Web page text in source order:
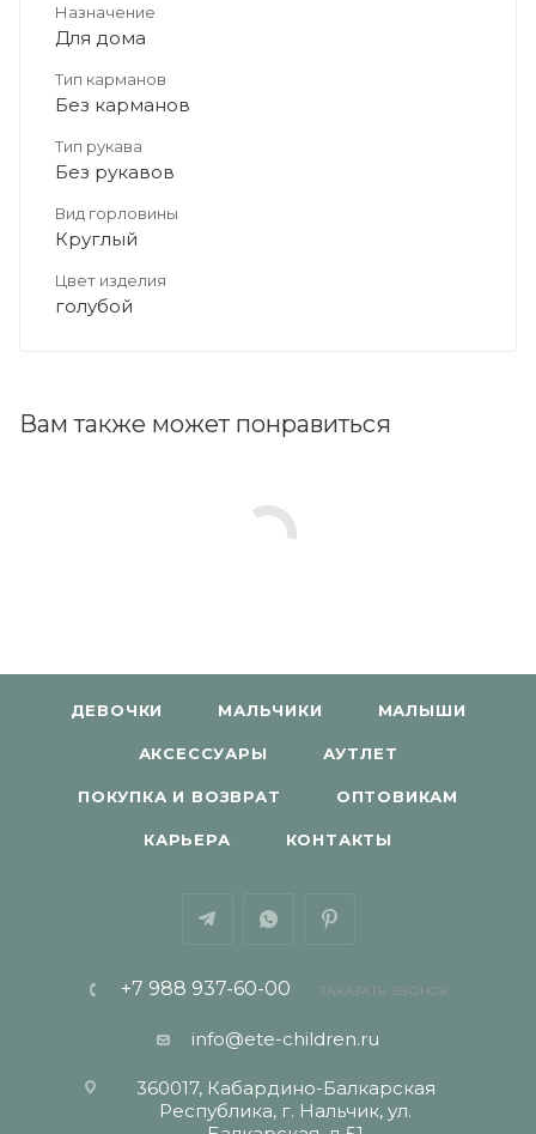
Назначение
Для дома
Тип карманов
Без карманов
Тип рукава
Без рукавов
Вид горловины
Круглый
Цвет изделия
голубой
Вам также может понравиться
ДЕВОЧКИ МАЛЬЧИКИ МАЛЫШИ
АКСЕССУАРЫ АУТЛЕТ
ПОКУПКА И ВОЗВРАТ ОПТОВИКАМ
КАРЬЕРА КОНТАКТЫ
+7 988 937-60-00 ЗАКАЗАТЬ ЗВОНОК
info@ete-children.ru
360017, Кабардино-Балкарская
Республика, г. Нальчик, ул.